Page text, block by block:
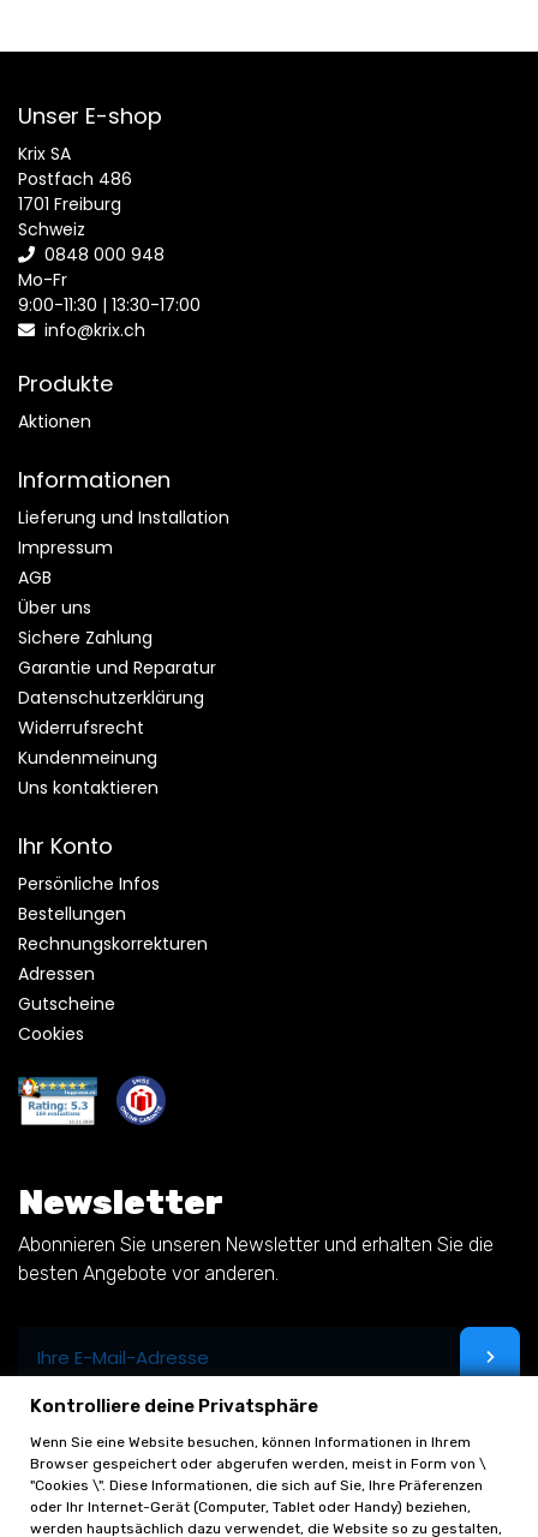
Unser E-shop
Krix SA
Postfach 486
1701 Freiburg
Schweiz
0848 000 948
Mo-Fr
9:00-11:30 | 13:30-17:00
info@krix.ch
Produkte
Aktionen
Informationen
Lieferung und Installation
Impressum
AGB
Über uns
Sichere Zahlung
Garantie und Reparatur
Datenschutzerklärung
Widerrufsrecht
Kundenmeinung
Uns kontaktieren
Ihr Konto
Persönliche Infos
Bestellungen
Rechnungskorrekturen
Adressen
Gutscheine
Cookies
Newsletter
Abonnieren Sie unseren Newsletter und erhalten Sie die
besten Angebote vor anderen.
Kontrolliere deine Privatsphäre
Wenn Sie eine Website besuchen, können Informationen in Ihrem
Browser gespeichert oder abgerufen werden, meist in Form von \
"Cookies \". Diese Informationen, die sich auf Sie, Ihre Präferenzen
oder Ihr Internet-Gerät (Computer, Tablet oder Handy) beziehen,
werden hauptsächlich dazu verwendet, die Website so zu gestalten,